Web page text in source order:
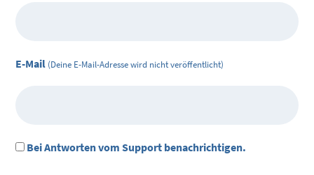
E-Mail (Deine E-Mail-Adresse wird nicht veröffentlicht)
Bei Antworten vom Support benachrichtigen.